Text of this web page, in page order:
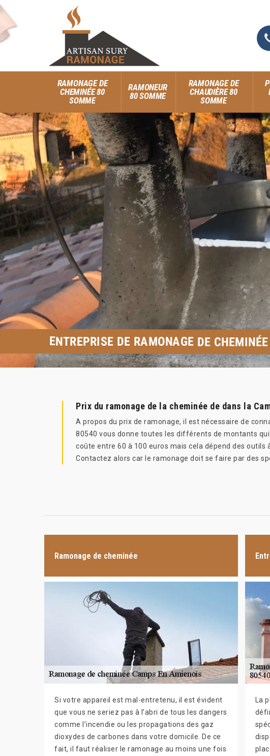
RAMONAGE DE
CHEMINÉE 80
SOMME
RAMONEUR
80 SOMME
RAMONAGE DE
CHAUDIÈRE 80
SOMME
ENTREPRISE DE RAMONAGE DE
Prix du ramonage de la cheminée de dans la
A propos du prix de ramonage, il est nécessaire de
80540 vous donne toutes les différents de montants
coûte entre 60 à 100 euros mais cela dépend des
Contactez alors car le ramonage doit se faire par des
Ramonage de cheminée
Si votre appareil est mal-entretenu, il est évident
que vous ne seriez pas à l’abri de tous les dangers
comme l’incendie ou les propagations des gaz
dioxydes de carbones dans votre domicile. De ce
fait, il faut réaliser le ramonage au moins une fois
La